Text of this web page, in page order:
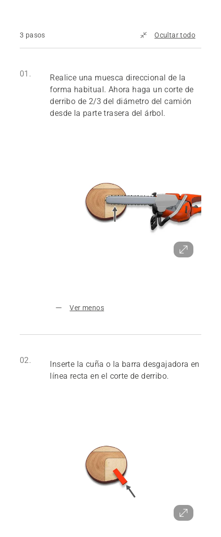
3 pasos Ocultar todo
01.
Realice una muesca direccional de la
forma habitual. Ahora haga un corte de
derribo de 2/3 del diámetro del camión
desde la parte trasera del árbol.
Ver menos
02.
Inserte la cuña o la barra desgajadora en
línea recta en el corte de derribo.